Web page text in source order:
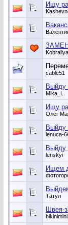
Ищу
Kobraliya
cable51
Выйду
Mika_L
Ищу
Олег
Выйду
lenuca-
Выйду
lenskyi
Ищем
Татул
Швея-
bikinimini